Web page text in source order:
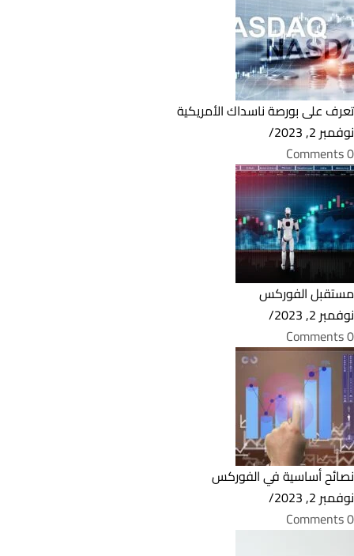
تعرف على بورصة ناسداك الأمريكية
نوفمبر 2, 2023
/
0 Comments
مستقبل الفوركس
نوفمبر 2, 2023
/
0 Comments
نصائح أساسية في الفوركس
نوفمبر 2, 2023
/
0 Comments